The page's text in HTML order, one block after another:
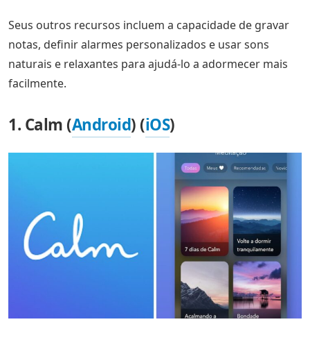
Seus outros recursos incluem a capacidade de gravar
notas, definir alarmes personalizados e usar sons
naturais e relaxantes para ajudá-lo a adormecer mais
facilmente.
1. Calm (Android) (iOS)